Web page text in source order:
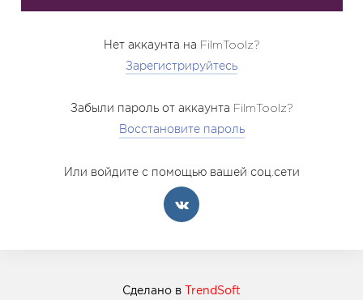
Нет аккаунта на FilmToolz?
Зарегистрируйтесь
Забыли пароль от аккаунта FilmToolz?
Восстановите пароль
Или войдите с помощью вашей соц.сети
Сделано в TrendSoft